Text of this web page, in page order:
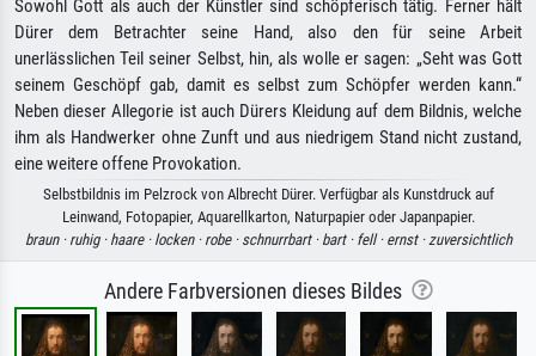
Sowohl Gott als auch der Künstler sind schöpferisch tätig. Ferner hält
Dürer dem Betrachter seine Hand, also den für seine Arbeit
unerlässlichen Teil seiner Selbst, hin, als wolle er sagen: „Seht was Gott
seinem Geschöpf gab, damit es selbst zum Schöpfer werden kann.“
Neben dieser Allegorie ist auch Dürers Kleidung auf dem Bildnis, welche
ihm als Handwerker ohne Zunft und aus niedrigem Stand nicht zustand,
eine weitere offene Provokation.
Selbstbildnis im Pelzrock von Albrecht Dürer. Verfügbar als Kunstdruck auf
Leinwand, Fotopapier, Aquarellkarton, Naturpapier oder Japanpapier.
braun · ruhig · haare · locken · robe · schnurrbart · bart · fell · ernst ·zuversichtlich
Andere Farbversionen dieses Bildes